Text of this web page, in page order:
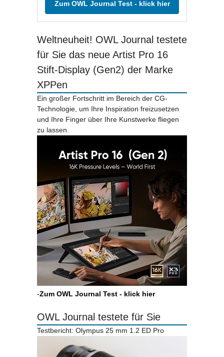
Zum OWL Journal Test - klick hier
Weltneuheit! OWL Journal testete
für Sie das neue Artist Pro 16
Stift-Display (Gen2) der Marke
XPPen
Ein großer Fortschritt im Bereich der CG-
Technologie, um Ihre Inspiration freizusetzen
und Ihre Finger über Ihre Kunstwerke fliegen
zu lassen.
-Zum OWL Journal Test - klick hier
OWL Journal testete für Sie
Testbericht: Olympus 25 mm 1.2 ED Pro